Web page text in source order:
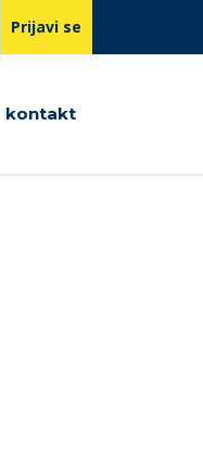
Prijavi se
kontakt